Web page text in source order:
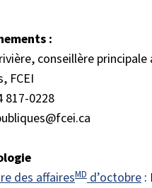
:
conseillère
FCEI
817-0228
des affairesMDd’octobre :